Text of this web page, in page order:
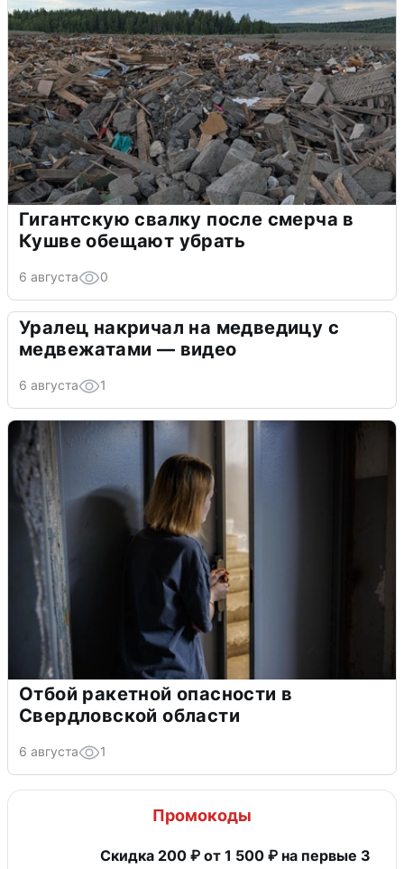
Гигантскую свалку после смерча в
Кушве обещают убрать
6 августа 0
Уралец накричал на медведицу с
медвежатами — видео
6 августа 1
Отбой ракетной опасности в
Свердловской области
6 августа 1
Промокоды
Скидка 200 ₽ от 1 500 ₽ на первые 3